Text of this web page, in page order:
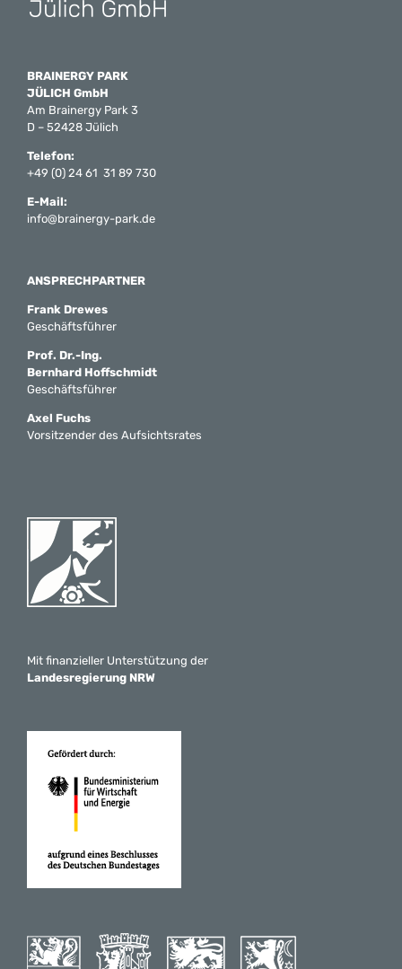
BRAINERGY PARK
JÜLICH GmbH
Am Brainergy Park 3
D – 52428 Jülich
Telefon:
+49 (0) 24 61 31 89 730
E-Mail:
info@brainergy-park.de
ANSPRECHPARTNER
Frank Drewes
Geschäftsführer
Prof. Dr.-Ing.
Bernhard Hoffschmidt
Geschäftsführer
Axel Fuchs
Vorsitzender des Aufsichtsrates
Mit finanzieller Unterstützung der
Landesregierung NRW